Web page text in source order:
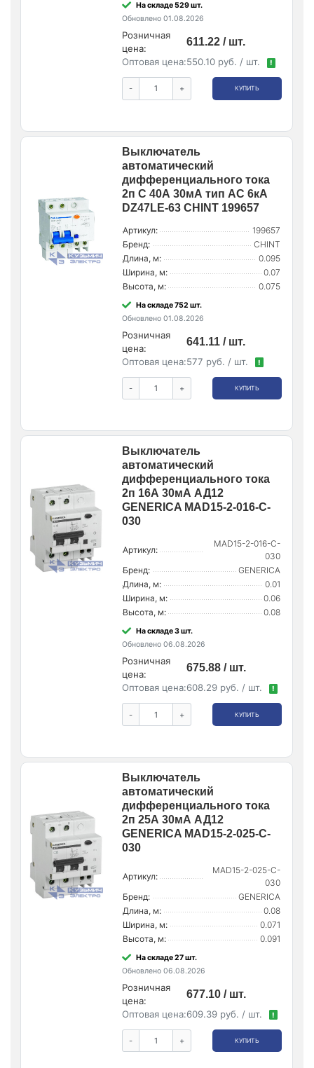
На складе 529 шт.
Обновлено 01.08.2026
Розничная
цена:
611.22 / шт.
Оптовая цена:550.10 руб. / шт. !
- + КУПИТЬ
Выключатель
автоматический
дифференциального тока
2п C 40А 30мА тип AC 6кА
DZ47LE-63 CHINT 199657
Артикул:
199657
Бренд:
CHINT
Длина, м:
0.095
Ширина, м:
0.07
Высота, м:
0.075
На складе 752 шт.
Обновлено 01.08.2026
Розничная
цена:
641.11 / шт.
Оптовая цена:577 руб. / шт. !
- + КУПИТЬ
Выключатель
автоматический
дифференциального тока
2п 16А 30мА АД12
GENERICA MAD15-2-016-C-
030
Артикул:
MAD15-2-016-C-
030
Бренд:
GENERICA
Длина, м:
0.01
Ширина, м:
0.06
Высота, м:
0.08
На складе 3 шт.
Обновлено 06.08.2026
Розничная
цена:
675.88 / шт.
Оптовая цена:608.29 руб. / шт. !
- + КУПИТЬ
Выключатель
автоматический
дифференциального тока
2п 25А 30мА АД12
GENERICA MAD15-2-025-C-
030
Артикул:
MAD15-2-025-C-
030
Бренд:
GENERICA
Длина, м:
0.08
Ширина, м:
0.071
Высота, м:
0.091
На складе 27 шт.
Обновлено 06.08.2026
Розничная
цена:
677.10 / шт.
Оптовая цена:609.39 руб. / шт. !
- + КУПИТЬ